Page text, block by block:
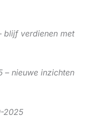
blijf verdienen met
– nieuwe inzichten
2025